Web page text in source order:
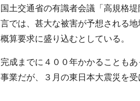
国土交通省の有識者会議「高規格
言では、甚大な被害が予想される
概算要求に盛り込むとしている。
完成までに４００年かかることも
事業だが、３月の東日本大震災を